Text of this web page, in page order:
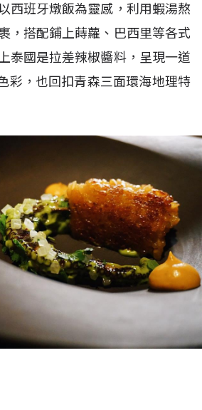
西班牙燉飯為靈感，利用蝦湯熬
，搭配鋪上蒔蘿、巴西里等各式
泰國是拉差辣椒醬料，呈現一道
彩，也回扣青森三面環海地理特